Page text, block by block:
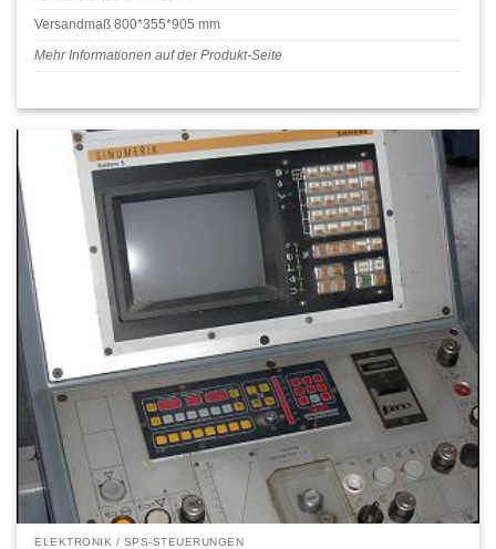
Versandmaß 800*355*905 mm
Mehr Informationen auf der Produkt-Seite
ELEKTRONIK / SPS-STEUERUNGEN